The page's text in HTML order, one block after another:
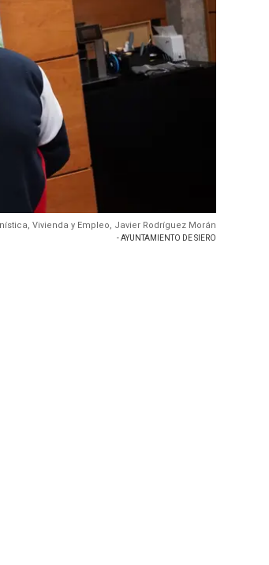
Vivienda y Empleo, Javier Rodríguez Morán
- AYUNTAMIENTO DE SIERO